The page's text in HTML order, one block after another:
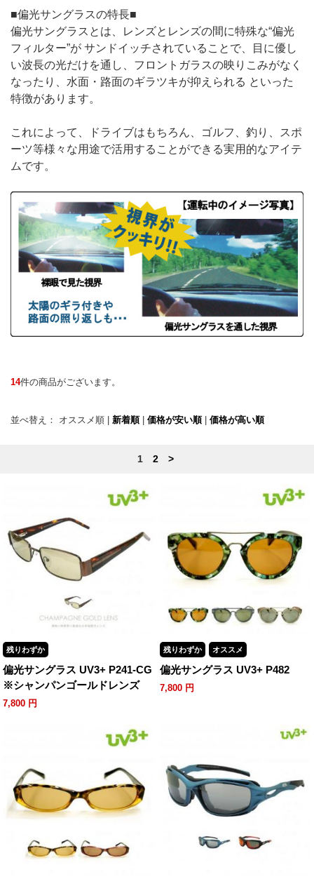
■偏光サングラスの特長■
偏光サングラスとは、レンズとレンズの間に特殊な“偏光
フィルター”が サンドイッチされていることで、目に優し
い波長の光だけを通し、フロントガラスの映りこみがなく
なったり、水面・路面のギラツキが抑えられる といった
特徴があります。
これによって、ドライブはもちろん、ゴルフ、釣り、スポ
ーツ等様々な用途で活用することができる実用的なアイテ
ムです。
14件の商品がございます。
並べ替え： オススメ順 新着順| 価格が安い順| 価格が高い順
1 2 >
残りわずか
偏光サングラス UV3+ P241-CG
※シャンパンゴールドレンズ
7,800 円
残りわずか オススメ
偏光サングラス UV3+ P482
7,800 円